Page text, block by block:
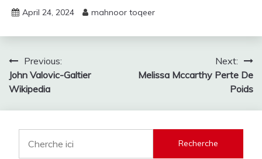
April 24, 2024 mahnoor toqeer
Post
navigation
Previous:
John Valovic-Galtier
Wikipedia
Next:
Melissa Mccarthy Perte De
Poids
Recherche